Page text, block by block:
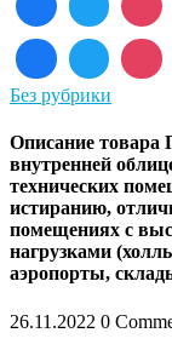
Без рубрики
Описание товара
внутренней
технических
истиранию,
помещениях с
нагрузками
аэропорты,
26.11.2022 0